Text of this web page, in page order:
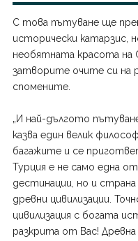
Япония
С това пътуване ще
исторически катарзис,
необятната красота
затворите очите си на
спомените.
„И най-дългото
казва един велик
багажите и се
Турция е не само една
дестинации, но и
древни цивилизации.
цивилизация с богата
разкрита от Вас! Древна